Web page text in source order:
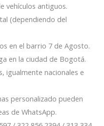
vehículos antiguos.
(dependiendo del
en el barrio 7 de Agosto.
en la ciudad de Bogotá.
igualmente nacionales e
personalizado pueden
de WhatsApp.